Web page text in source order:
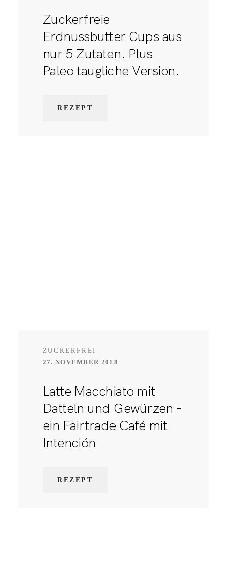
Zuckerfreie
Erdnussbutter Cups aus
nur 5 Zutaten. Plus
Paleo taugliche Version.
REZEPT
ZUCKERFREI
27. NOVEMBER 2018
Latte Macchiato mit
Datteln und Gewürzen –
ein Fairtrade Café mit
Intención
REZEPT